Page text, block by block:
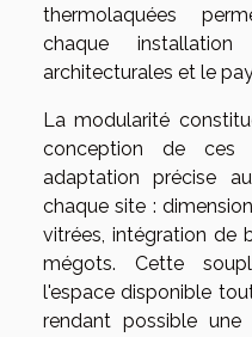
thermolaquées
chaque
architecturales et le
La modularité
conception de ces
adaptation précise
chaque site :
vitrées, intégration de
mégots. Cette
l'espace disponible
rendant possible une